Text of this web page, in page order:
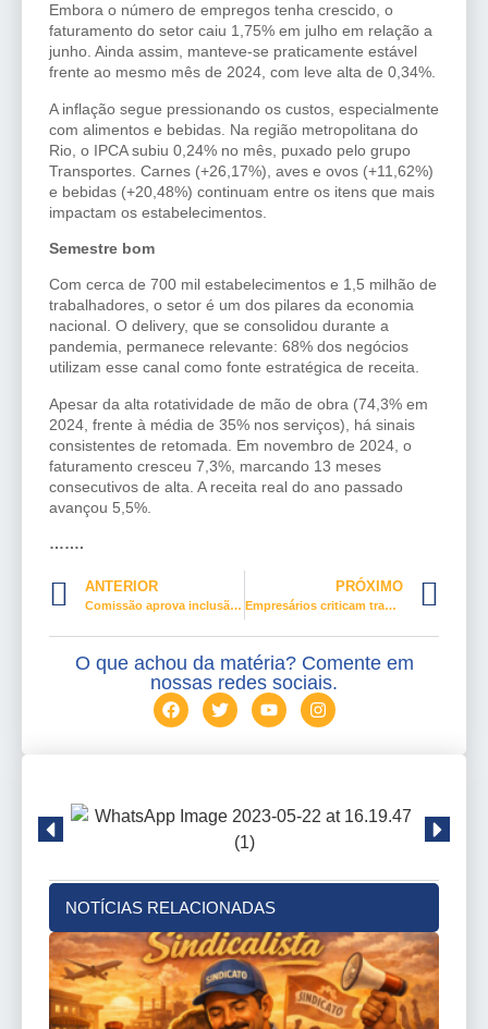
Embora o número de empregos tenha crescido, o
faturamento do setor caiu 1,75% em julho em relação a
junho. Ainda assim, manteve-se praticamente estável
frente ao mesmo mês de 2024, com leve alta de 0,34%.
A inflação segue pressionando os custos, especialmente
com alimentos e bebidas. Na região metropolitana do
Rio, o IPCA subiu 0,24% no mês, puxado pelo grupo
Transportes. Carnes (+26,17%), aves e ovos (+11,62%)
e bebidas (+20,48%) continuam entre os itens que mais
impactam os estabelecimentos.
Semestre bom
Com cerca de 700 mil estabelecimentos e 1,5 milhão de
trabalhadores, o setor é um dos pilares da economia
nacional. O delivery, que se consolidou durante a
pandemia, permanece relevante: 68% dos negócios
utilizam esse canal como fonte estratégica de receita.
Apesar da alta rotatividade de mão de obra (74,3% em
2024, frente à média de 35% nos serviços), há sinais
consistentes de retomada. Em novembro de 2024, o
faturamento cresceu 7,3%, marcando 13 meses
consecutivos de alta. A receita real do ano passado
avançou 5,5%.
…….
ANTERIOR
Comissão aprova inclusão de mulheres acima de 50 anos no mercado de trabalho
PRÓXIMO
Empresários criticam trabalhadores e recebem o repúdio Sindical
O que achou da matéria? Comente em
nossas redes sociais.
NOTÍCIAS RELACIONADAS